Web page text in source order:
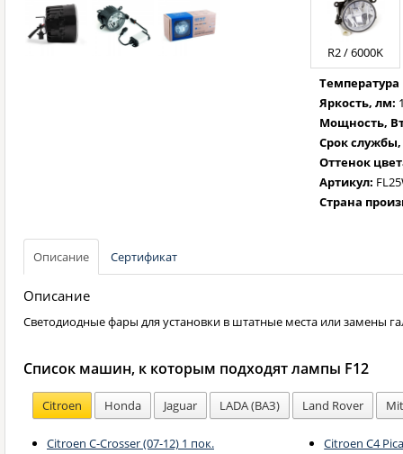
R2 / 6000K
Температура
Яркость, лм:
Мощность,
Срок
Оттенок
Артикул:
Страна
Описание Сертификат
Описание
Светодиодные фары для установки в штатные места или замены
Список машин, к которым подходят лампы F12
Citroen Honda Jaguar LADA (ВАЗ) Land Rover
Citroen C-Crosser (07-12) 1 пок.
Citroen C4